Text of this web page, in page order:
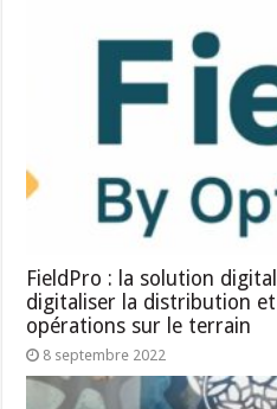
FieldPro : la solution
digitaliser la distribution
opérations sur le terrain
8 septembre 2022